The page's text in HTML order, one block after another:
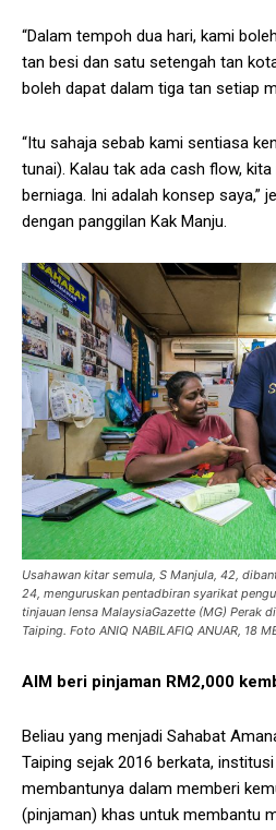
“Dalam tempoh dua hari, kami
tan besi dan satu setengah tan
boleh dapat dalam tiga tan setiap
“Itu sahaja sebab kami sentiasa
tunai). Kalau tak ada cash flow,
berniaga. Ini adalah konsep saya,”
dengan panggilan Kak Manju.
Usahawan kitar semula, S Manjula, 42,
24, menguruskan pentadbiran syarikat
tinjauan lensa MalaysiaGazette (MG) Perak
Taiping. Foto ANIQ NABILAFIQ ANUAR, 18
AIM beri pinjaman RM2,000
Beliau yang menjadi Sahabat
Taiping sejak 2016 berkata,
membantunya dalam memberi
(pinjaman) khas untuk membantu